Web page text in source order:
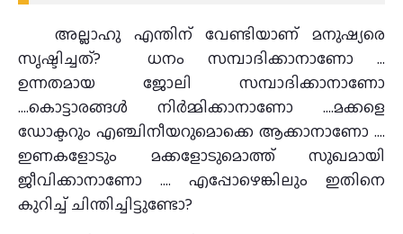
അല്ലാഹു എന്തിന് വേണ്ടിയാണ് മനുഷ്യരെ
സൃഷ്ടിച്ചത്? ധനം സമ്പാദിക്കാനാണോ …
ഉന്നതമായ ജോലി സമ്പാദിക്കാനാണോ
….കൊട്ടാരങ്ങൾ നിര്‍മ്മിക്കാനാണോ ….മക്കളെ
ഡോക്ടറും എഞ്ചിനീയറുമൊക്കെ ആക്കാനാണോ ….
ഇണകളോടും മക്കളോടുമൊത്ത് സുഖമായി
ജീവിക്കാനാണോ …. എപ്പോഴെങ്കിലും ഇതിനെ
കുറിച്ച് ചിന്തിച്ചിട്ടുണ്ടോ?